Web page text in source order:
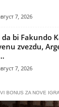
7, 2026
da bi Fakundo
zvezdu,
7, 2026
BONUS ZA NOVE